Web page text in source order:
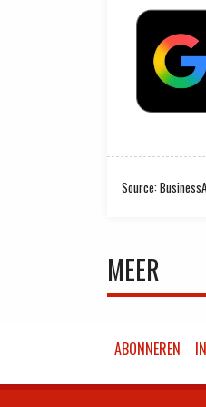
Source:
MEER
ABONNEREN